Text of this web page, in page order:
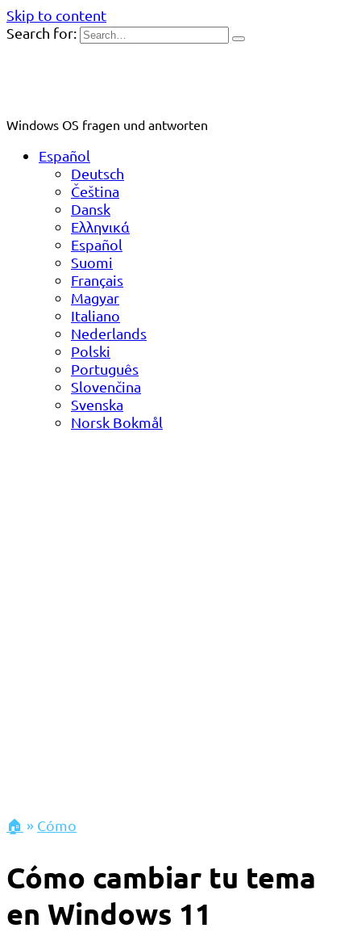
Skip to content
Search for:
Windows OS fragen und antworten
Español
Deutsch
Čeština
Dansk
Ελληνικά
Español
Suomi
Français
Magyar
Italiano
Nederlands
Polski
Português
Slovenčina
Svenska
Norsk Bokmål
🏠 » Cómo
Cómo cambiar tu tema
en Windows 11